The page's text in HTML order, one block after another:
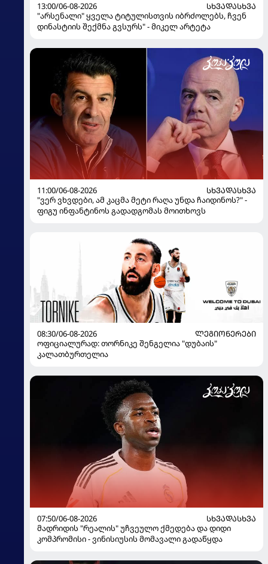
13:00/06-08-2026
ᲡᲮᲕᲐᲓᲐᲡᲮᲕᲐ
"არსენალი" ყველა ტიტულისთვის იბრძოლებს, ჩვენ
დინასტიის შექმნა გვსურს" - მიკელ არტეტა
11:00/06-08-2026
ᲡᲮᲕᲐᲓᲐᲡᲮᲕᲐ
"ვერ ვხვდები, ამ კაცმა მეტი რაღა უნდა ჩაიდინოს?" -
ფიგუ ინფანტინოს გადადგომას მოითხოვს
08:30/06-08-2026
ᲚᲔᲒᲘᲝᲜᲔᲠᲔᲑᲘ
ოფიციალურად: თორნიკე შენგელია "დუბაის"
კალათბურთელია
07:50/06-08-2026
ᲡᲮᲕᲐᲓᲐᲡᲮᲕᲐ
მადრიდის "რეალის" უჩვეულო ქმედება და დიდი
კომპრომისი - ვინისიუსის მომავალი გადაწყდა